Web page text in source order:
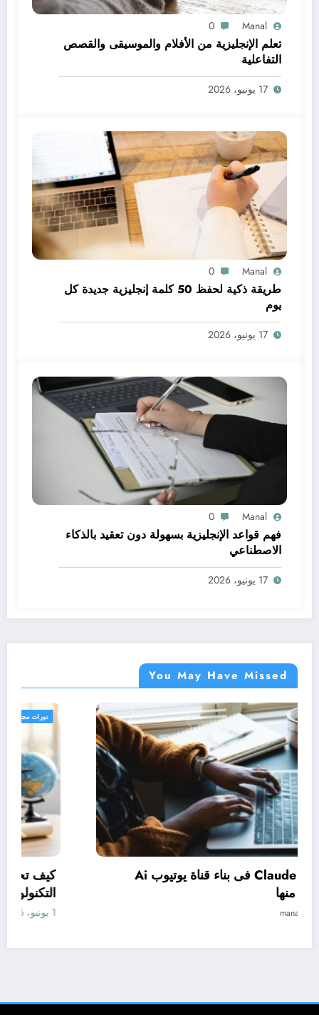
Manal
0
تعلم الإنجليزية من الأفلام والموسيقى والقصص
التفاعلية
17 يونيو، 2026
Manal
0
طريقة ذكية لحفظ 50 كلمة إنجليزية جديدة كل
يوم
17 يونيو، 2026
Manal
0
فهم قواعد الإنجليزية بسهولة دون تعقيد بالذكاء
الاصطناعي
17 يونيو، 2026
You May Have Missed
دورات مجانية
وتحقيق الربح منها
1 يونيو، 2026